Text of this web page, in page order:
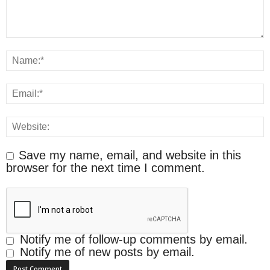
Save my name, email, and website in this
browser for the next time I comment.
Notify me of follow-up comments by email.
Notify me of new posts by email.